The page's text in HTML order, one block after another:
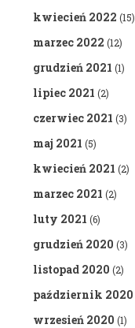
kwiecień 2022 (15)
marzec 2022 (12)
grudzień 2021 (1)
lipiec 2021 (2)
czerwiec 2021 (3)
maj 2021 (5)
kwiecień 2021 (2)
marzec 2021 (2)
luty 2021 (6)
grudzień 2020 (3)
listopad 2020 (2)
październik 2020
wrzesień 2020 (1)